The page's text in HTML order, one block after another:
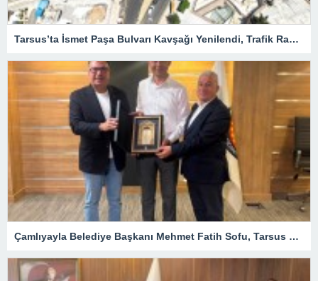
Tarsus’ta İsmet Paşa Bulvarı Kavşağı Yenilendi, Trafik Rahatladı
Çamlıyayla Belediye Başkanı Mehmet Fatih Sofu, Tarsus TSO Meclis Toplantısına Konuk Oldu